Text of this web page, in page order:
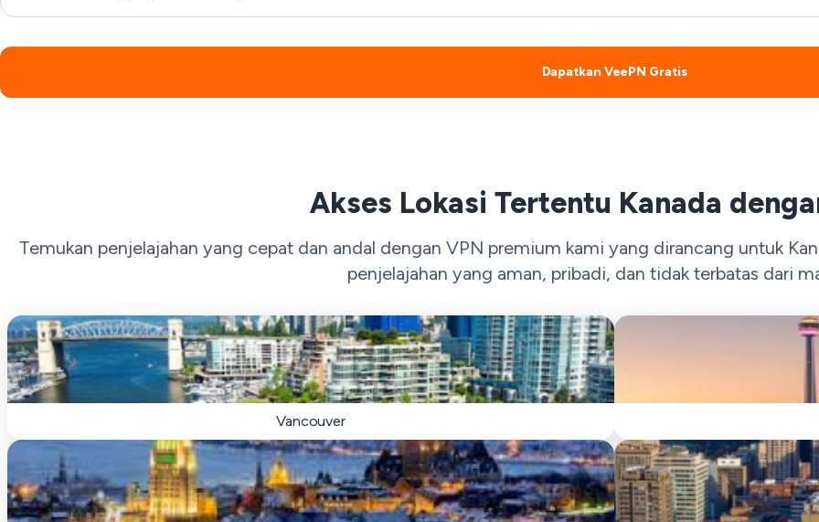
Dapatkan VeePN Gratis
Akses Lokasi Tertentu Kanada
Temukan penjelajahan yang cepat dan andal dengan VPN premium kami yang dirancang untuk
penjelajahan yang aman, pribadi, dan tidak terbatas dari
Vancouver